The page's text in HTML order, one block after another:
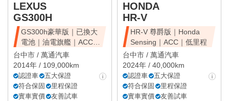
LEXUS
GS300H
GS300h豪華版｜已換大
電池｜油電旗艦｜ACC｜
天窗豪華房
台中市 / 萬通汽車
2014年 / 109,000km
認證車
五大保證
符合保固
里程保證
實車實價
友善試車
HONDA
HR-V
HR-V 尊爵版｜Honda
Sensing｜ACC｜低里程
台中市 / 萬通汽車
2024年 / 40,000km
認證車
五大保證
符合保固
里程保證
實車實價
友善試車